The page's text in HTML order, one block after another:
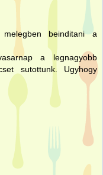
beinditani a
a legnagyobb
sutottunk. Ugyhogy